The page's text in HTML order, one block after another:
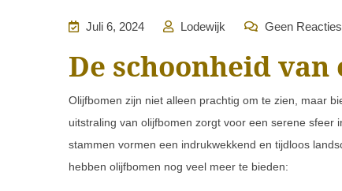
Juli 6, 2024 Lodewijk Geen Reacties
De schoonheid
Olijfbomen zijn niet alleen prachtig om te zien, maar
uitstraling van olijfbomen zorgt voor een serene
stammen vormen een indrukwekkend en tijdloos
hebben olijfbomen nog veel meer te bieden: